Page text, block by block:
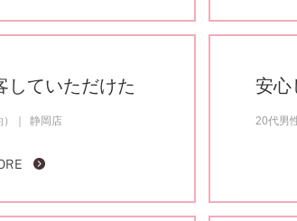
していただけた
静岡店
安心
20代男